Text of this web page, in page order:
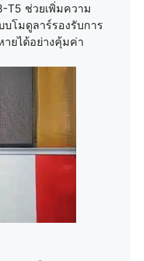
T5 ช่วยเพิ่มความ
โมดูลาร์รองรับการ
ายได้อย่างคุ้มค่า